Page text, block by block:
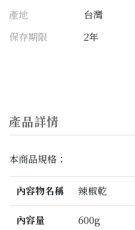
產地
台灣
保存期限
2年
產品詳情
本商品規格：
內容物名稱 辣椒乾
內容量 600g